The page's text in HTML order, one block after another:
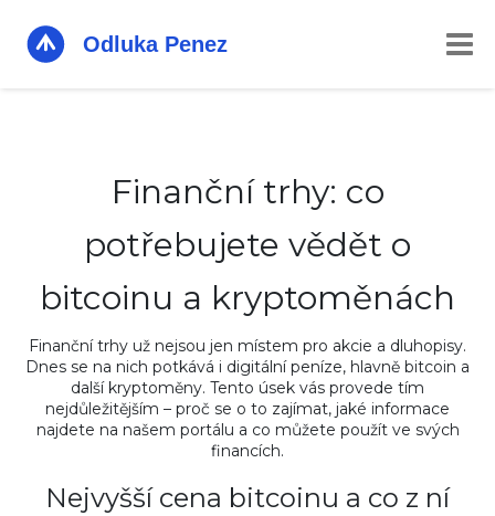
Finanční trhy: co
potřebujete vědět o
bitcoinu a kryptoměnách
Finanční trhy už nejsou jen místem pro akcie a dluhopisy.
Dnes se na nich potkává i digitální peníze, hlavně bitcoin a
další kryptoměny. Tento úsek vás provede tím
nejdůležitějším – proč se o to zajímat, jaké informace
najdete na našem portálu a co můžete použít ve svých
financích.
Nejvyšší cena bitcoinu a co z ní